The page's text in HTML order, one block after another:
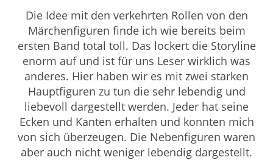
Die Idee mit den verkehrten Rollen von den
Märchenfiguren finde ich wie bereits beim
ersten Band total toll. Das lockert die Storyline
enorm auf und ist für uns Leser wirklich was
anderes. Hier haben wir es mit zwei starken
Hauptfiguren zu tun die sehr lebendig und
liebevoll dargestellt werden. Jeder hat seine
Ecken und Kanten erhalten und konnten mich
von sich überzeugen. Die Nebenfiguren waren
aber auch nicht weniger lebendig dargestellt.